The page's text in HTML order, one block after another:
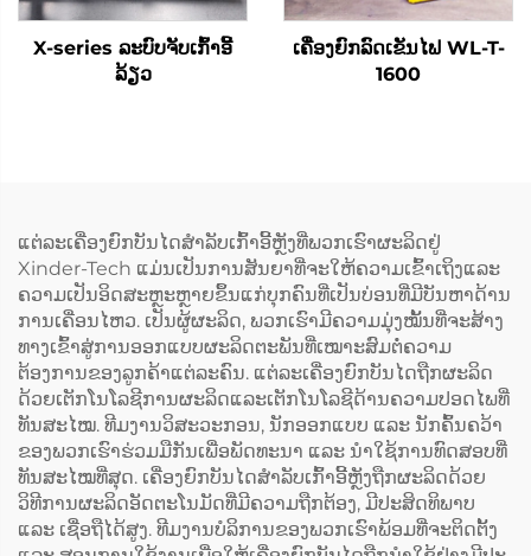
X-series ລະບົບຈັບເກົ້າອີ້
ລ້ຽວ
ເຄື່ອງຍົກລົດເຂັນໄຟ WL-T-
1600
ແຕ່ລະເຄື່ອງຍົກບັນໄດສຳລັບເກົ້າອີ້ຫຼັງທີ່ພວກເຮົາຜະລິດຢູ່
Xinder-Tech ແມ່ນເປັນການສັນຍາທີ່ຈະໃຫ້ຄວາມເຂົ້າເຖິງແລະ
ຄວາມເປັນອິດສະຫຼະຫຼາຍຂຶ້ນແກ່ບຸກຄົນທີ່ເປັນບ່ອນທີ່ມີບັນຫາດ້ານ
ການເຄື່ອນໄຫວ. ເປັນຜູ້ຜະລິດ, ພວກເຮົາມີຄວາມມຸ່ງໝັ້ນທີ່ຈະສ້າງ
ທາງເຂົ້າສູ່ການອອກແບບຜະລິດຕະພັນທີ່ເໝາະສົມຕໍ່ຄວາມ
ຕ້ອງການຂອງລູກຄ້າແຕ່ລະຄົນ. ແຕ່ລະເຄື່ອງຍົກບັນໄດຖືກຜະລິດ
ດ້ວຍເຕັກໂນໂລຊີການຜະລິດແລະເຕັກໂນໂລຊີດ້ານຄວາມປອດໄພທີ່
ທັນສະໄໝ. ທີມງານວິສະວະກອນ, ນັກອອກແບບ ແລະ ນັກຄົ້ນຄວ້າ
ຂອງພວກເຮົາຮ່ວມມືກັນເພື່ອພັດທະນາ ແລະ ນຳໃຊ້ການທົດສອບທີ່
ທັນສະໄໝທີ່ສຸດ. ເຄື່ອງຍົກບັນໄດສຳລັບເກົ້າອີ້ຫຼັງຖືກຜະລິດດ້ວຍ
ວິທີການຜະລິດອັດຕະໂນມັດທີ່ມີຄວາມຖືກຕ້ອງ, ມີປະສິດທິພາບ
ແລະ ເຊື່ອຖືໄດ້ສູງ. ທີມງານບໍລິການຂອງພວກເຮົາພ້ອມທີ່ຈະຕິດຕັ້ງ